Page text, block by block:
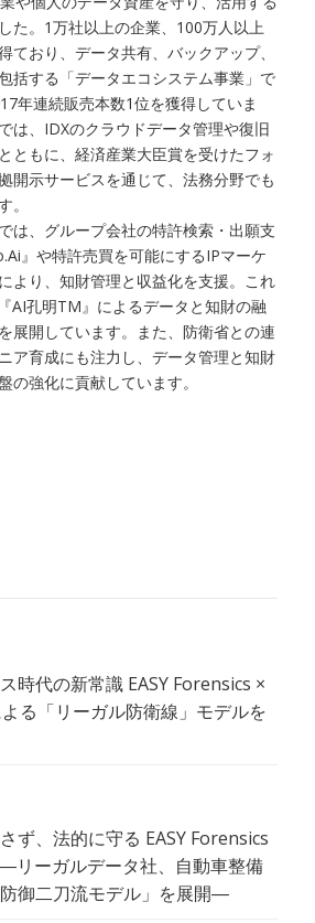
た。1万社以上の企業、100万人以上
ており、データ共有、バックアップ、
括する「データエコシステム事業」で
年連続販売本数1位を獲得していま
は、IDXのクラウドデータ管理や復旧
ともに、経済産業大臣賞を受けたフォ
開示サービスを通じて、法務分野でも
。
は、グループ会社の特許検索・出願支
』や特許売買を可能にするIPマーケ
より、知財管理と収益化を支援。これ
AI孔明TM』によるデータと知財の融
展開しています。また、防衛省との連
ア育成にも注力し、データ管理と知財
の強化に貢献しています。
時代の新常識 EASY Forensics ×
る「リーガル防衛線」モデルを
ず、法的に守る EASY Forensics
リーガルデータ社、自動車整備
御二刀流モデル」を展開―